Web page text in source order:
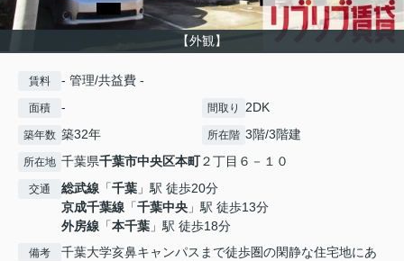
【外観】
賃料 - 管理/共益費 -
面積 - 間取り 2DK
築年数 築32年 所在階 3階/3階建
所在地 千葉県千葉市中央区本町２丁目６－１０
交通 総武線 「千葉 」駅 徒歩20分
京成千葉線 「千葉中央 」駅 徒歩13分
外房線 「本千葉 」駅 徒歩18分
備考
千葉大学亥鼻キャンパスまで徒歩圏の閑静な住宅地にあ